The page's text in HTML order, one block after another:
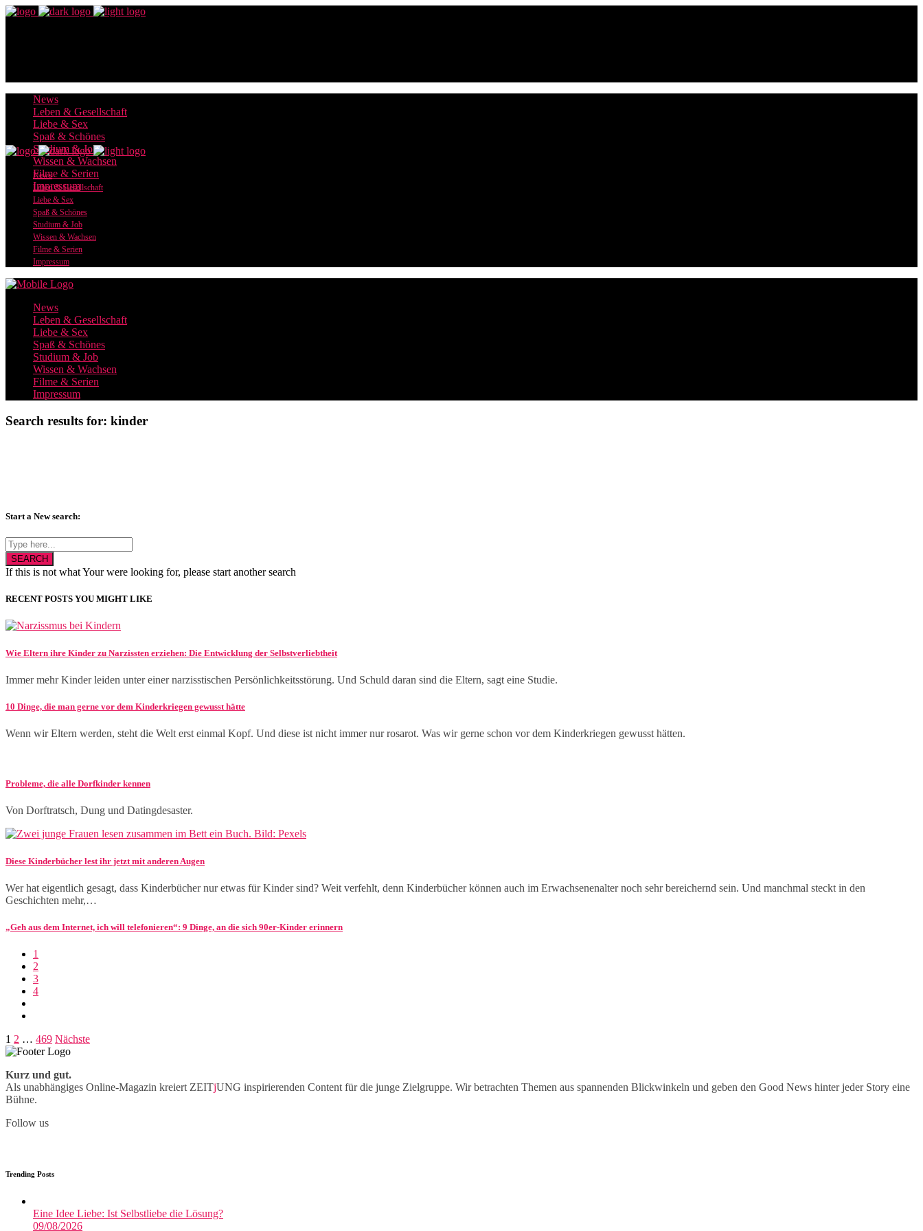
News
Leben & Gesellschaft
Liebe & Sex
Spaß & Schönes
Studium & Job
Wissen & Wachsen
Filme & Serien
Impressum
News
Leben & Gesellschaft
Liebe & Sex
Spaß & Schönes
Studium & Job
Wissen & Wachsen
Filme & Serien
Impressum
News
Leben & Gesellschaft
Liebe & Sex
Spaß & Schönes
Studium & Job
Wissen & Wachsen
Filme & Serien
Impressum
Search results for: kinder
Start a New search:
SEARCH
If this is not what Your were looking for, please start another search
RECENT POSTS YOU MIGHT LIKE
Wie Eltern ihre Kinder zu Narzissten erziehen: Die Entwicklung der Selbstverliebtheit
Immer mehr Kinder leiden unter einer narzisstischen Persönlichkeitsstörung. Und Schuld daran sind die Eltern, sagt eine Studie.
10 Dinge, die man gerne vor dem Kinderkriegen gewusst hätte
Wenn wir Eltern werden, steht die Welt erst einmal Kopf. Und diese ist nicht immer nur rosarot. Was wir gerne schon vor dem Kinderkriegen gewusst hätten.
Probleme, die alle Dorfkinder kennen
Von Dorftratsch, Dung und Datingdesaster.
Diese Kinderbücher lest ihr jetzt mit anderen Augen
Wer hat eigentlich gesagt, dass Kinderbücher nur etwas für Kinder sind? Weit verfehlt, denn Kinderbücher können auch im Erwachsenenalter noch sehr bereichernd sein. Und manchmal steckt in den
Geschichten mehr,…
„Geh aus dem Internet, ich will telefonieren“: 9 Dinge, an die sich 90er-Kinder erinnern
1
2
3
4
Beitragsnavigation
1 2 … 469 Nächste
Kurz und gut.
Als unabhängiges Online-Magazin kreiert ZEITjUNG inspirierenden Content für die junge Zielgruppe. Wir betrachten Themen aus spannenden Blickwinkeln und geben den Good News hinter jeder Story eine
Bühne.
Follow us
Trending Posts
Eine Idee Liebe: Ist Selbstliebe die Lösung?
09/08/2026